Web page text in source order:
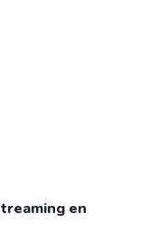
en